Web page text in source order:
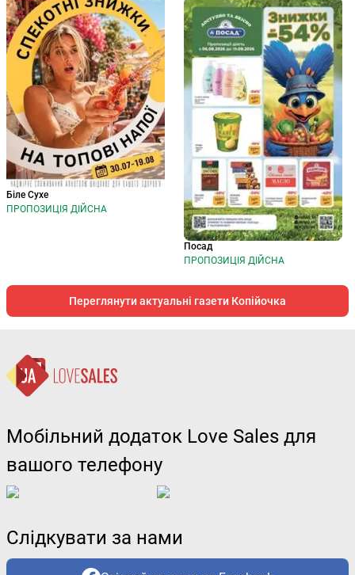
Біле Сухе
ПРОПОЗИЦІЯ ДІЙСНА
Посад
ПРОПОЗИЦІЯ ДІЙСНА
Переглянути актуальні газети Копійочка
Мобільний додаток Love Sales для
вашого телефону
Слідкувати за нами